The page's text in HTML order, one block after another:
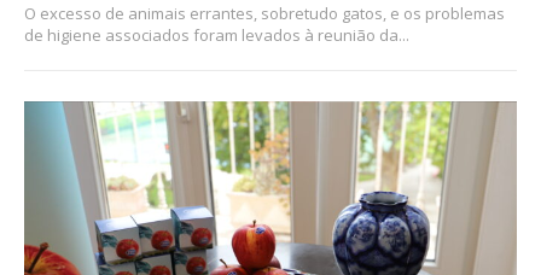
O excesso de animais errantes, sobretudo gatos, e os problemas
de higiene associados foram levados à reunião da...